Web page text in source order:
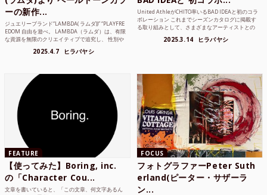
ーの新作...
ジュエリーブランド“LAMBDA( ラムダ))” “PLAYFRE
EDOM 自由を遊べ。 LAMBDA（ラムダ）は、有限
な資源を無限のクリエイティブで追究し、 性別や
2025.4.7 ヒラバヤシ
United AthleがCHITO率いるBAD IDEAと初のコラ
ボレーション これまでシーズンカタログに掲載す
る取り組みとして、さまざまなアーティストとの
2025.3.14 ヒラバヤシ
FEATURE
【使ってみた】Boring, inc.
の「Character Cou...
文章を書いていると、「この文章、何文字あるん
FOCUS
フォトグラファーPeter Suth
erland(ピーター・サザーラ
ン...